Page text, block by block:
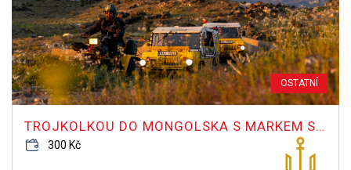
OSTATNÍ
TROJKOLKOU DO MONGOLSKA S MARKEM SLOBODNÍKEM
300 Kč